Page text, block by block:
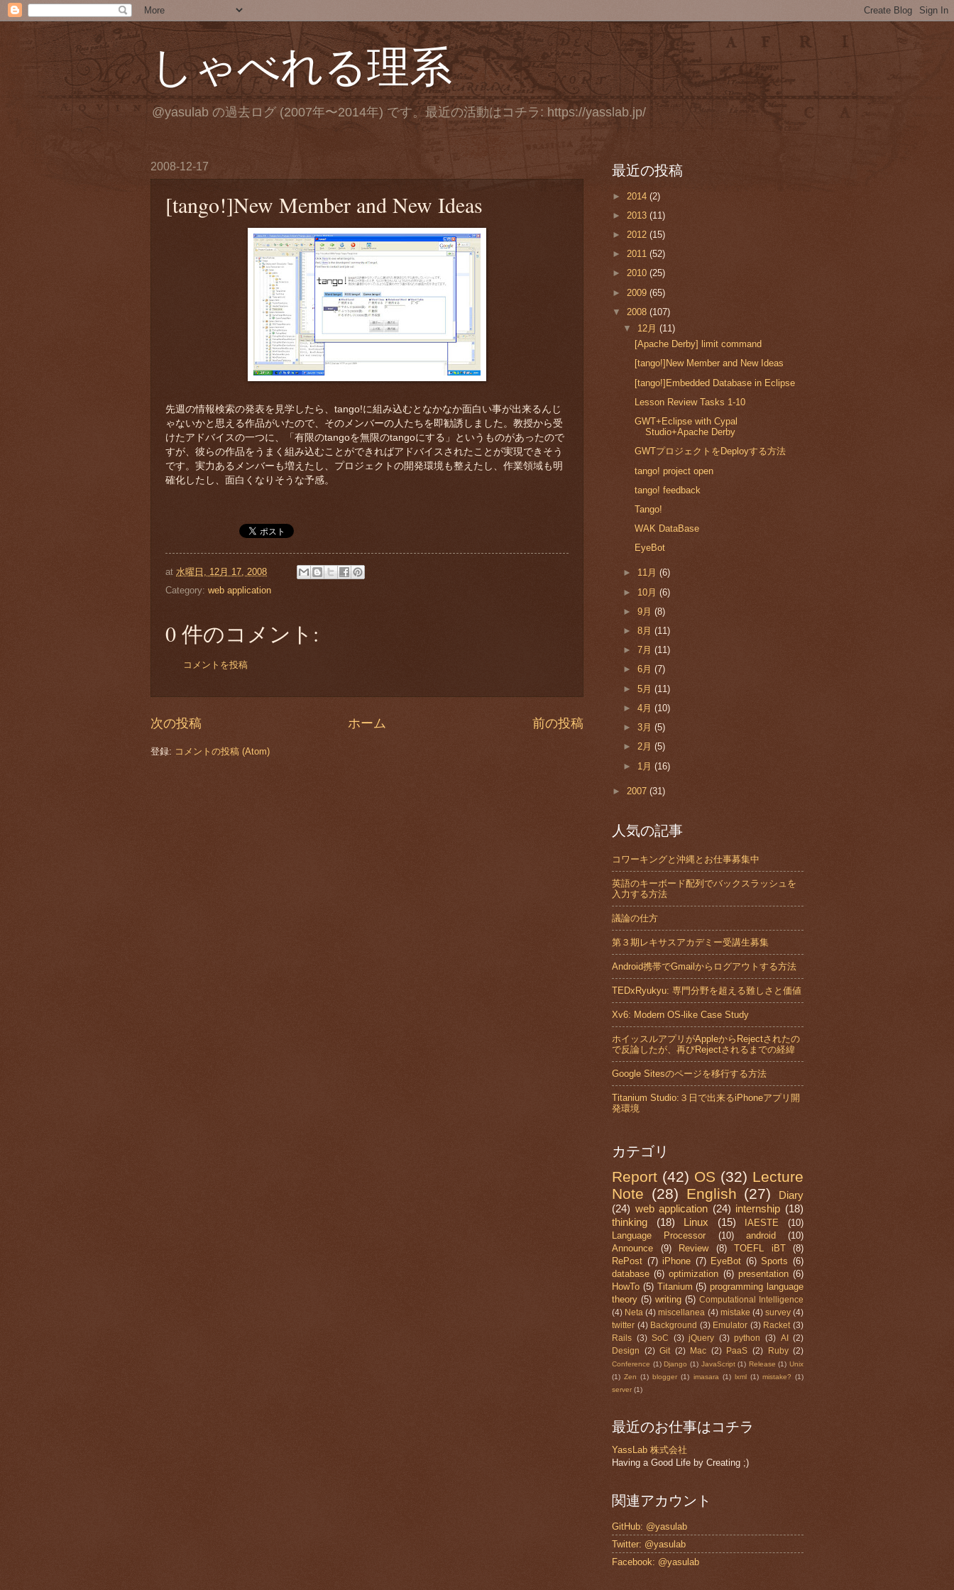
しゃべれる理系
@yasulab の過去ログ (2007年〜2014年) です。最近の活動はコチラ: https://yasslab.jp/
2008-12-17
[tango!]New Member and New Ideas
先週の情報検索の発表を見学したら、tango!に組み込むとなかなか面白い事が出来るんじ
ゃないかと思える作品がいたので、そのメンバーの人たちを即勧誘しました。教授から受
けたアドバイスの一つに、「有限のtangoを無限のtangoにする」というものがあったので
すが、彼らの作品をうまく組み込むことができればアドバイスされたことが実現できそう
です。実力あるメンバーも増えたし、プロジェクトの開発環境も整えたし、作業領域も明
確化したし、面白くなりそうな予感。
at 水曜日, 12月 17, 2008
Category: web application
0 件のコメント:
コメントを投稿
次の投稿 前の投稿
ホーム
登録: コメントの投稿 (Atom)
最近の投稿
► 2014 (2)
► 2013 (11)
► 2012 (15)
► 2011 (52)
► 2010 (25)
► 2009 (65)
▼ 2008 (107)
▼ 12月(11)
[Apache Derby] limit command
[tango!]New Member and New Ideas
[tango!]Embedded Database in Eclipse
Lesson Review Tasks 1-10
GWT+Eclipse with Cypal
Studio+Apache Derby
GWTプロジェクトをDeployする方法
tango! project open
tango! feedback
Tango!
WAK DataBase
EyeBot
► 11月(6)
► 10月(6)
►9月(8)
►8月(11)
►7月(11)
►6月(7)
►5月(11)
►4月(10)
►3月(5)
►2月(5)
► 1月(16)
► 2007 (31)
人気の記事
コワーキングと沖縄とお仕事募集中
英語のキーボード配列でバックスラッシュを
入力する方法
議論の仕方
第３期レキサスアカデミー受講生募集
Android携帯でGmailからログアウトする方法
TEDxRyukyu: 専門分野を超える難しさと価値
Xv6: Modern OS-like Case Study
ホイッスルアプリがAppleからRejectされたの
で反論したが、再びRejectされるまでの経緯
Google Sitesのページを移行する方法
Titanium Studio:３日で出来るiPhoneアプリ開
発環境
カテゴリ
Report (42) OS (32) Lecture
Note (28) English (27)
Diary
(24) web application (24) internship (18)
thinking
(18) Linux (15) IAESTE
(10)
Language Processor
(10) android
(10)
Announce
(9) Review (8) TOEFL iBT
(8)
RePost (7) iPhone (7) EyeBot (6) Sports (6)
database (6) optimization (6) presentation (6)
HowTo (5) Titanium (5) programming language
theory (5) writing (5) Computational Intelligence
(4) Neta (4) miscellanea (4) mistake (4) survey (4)
twitter (4) Background (3) Emulator (3) Racket (3)
Rails (3) SoC (3) jQuery (3) python (3) AI
(2)
Design
(2) Git (2) Mac (2) PaaS (2) Ruby (2)
Conference (1) Django (1) JavaScript (1) Release (1) Unix
(1) Zen (1) blogger (1) imasara (1) lxml (1) mistake? (1)
server (1)
最近のお仕事はコチラ
YassLab 株式会社
Having a Good Life by Creating ;)
関連アカウント
GitHub: @yasulab
Twitter: @yasulab
Facebook: @yasulab